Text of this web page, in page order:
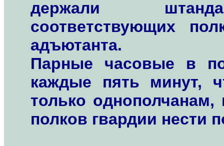
держали
соответствующих
адъютанта.
Парные часовые в
каждые пять минут,
только однополчанам,
полков гвардии нести